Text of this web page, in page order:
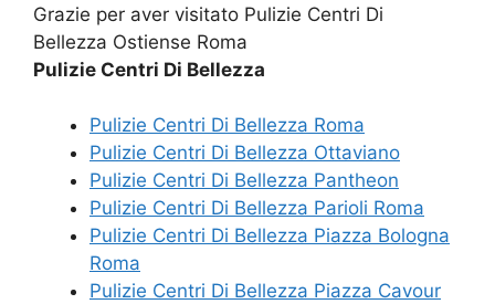
Grazie per aver visitato Pulizie Centri Di
Bellezza Ostiense Roma
Pulizie Centri Di Bellezza
Pulizie Centri Di Bellezza Roma
Pulizie Centri Di Bellezza Ottaviano
Pulizie Centri Di Bellezza Pantheon
Pulizie Centri Di Bellezza Parioli Roma
Pulizie Centri Di Bellezza Piazza Bologna
Roma
Pulizie Centri Di Bellezza Piazza Cavour